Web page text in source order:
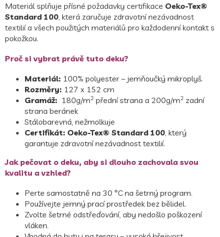
Materiál splňuje přísné požadavky certifikace Oeko-Tex®
Standard 100 , která zaručuje zdravotní nezávadnost
textilií a všech použitých materiálů pro každodenní kontakt s
pokožkou.
Proč si vybrat právě tuto deku?
Materiál: 100% polyester – jemňoučký mikroplyš.
Rozměry: 127 x 152 cm
Gramáž: 180g/m2 přední strana a 200g/m2 zadní
strana beránek
Stálobarevná, nežmolkuje
Certifikát: Oeko-Tex® Standard 100 , který
garantuje zdravotní nezávadnost textilií.
Jak pečovat o deku, aby si dlouho zachovala svou
kvalitu a vzhled?
Perte samostatně na 30 °C na šetrný program.
Používejte jemný prací prostředek bez bělidel.
Zvolte šetrné odstřeďování, aby nedošlo poškození
vláken.